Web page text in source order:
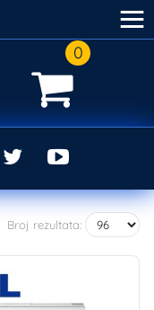
0
Broj rezultata:
≡